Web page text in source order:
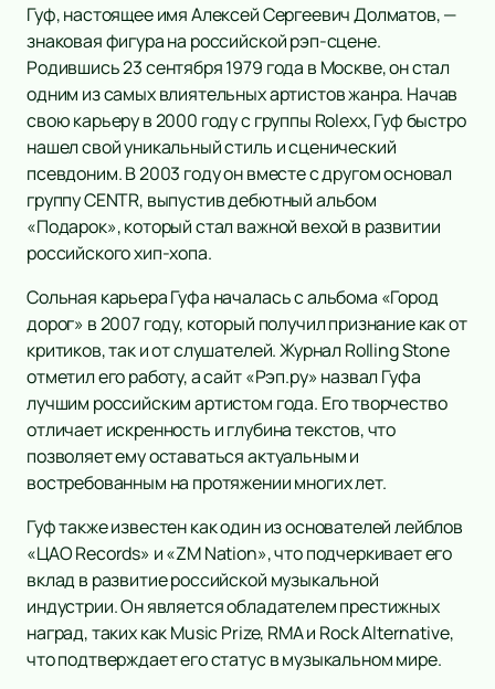
Гуф, настоящее имя Алексей Сергеевич Долматов, —
знаковая фигура на российской рэп-сцене.
Родившись 23 сентября 1979 года в Москве, он стал
одним из самых влиятельных артистов жанра. Начав
свою карьеру в 2000 году с группы Rolexx, Гуф быстро
нашел свой уникальный стиль и сценический
псевдоним. В 2003 году он вместе с другом основал
группу CENTR, выпустив дебютный альбом
«Подарок», который стал важной вехой в развитии
российского хип-хопа.
Сольная карьера Гуфа началась с альбома «Город
дорог» в 2007 году, который получил признание как от
критиков, так и от слушателей. Журнал Rolling Stone
отметил его работу, а сайт «Рэп.ру» назвал Гуфа
лучшим российским артистом года. Его творчество
отличает искренность и глубина текстов, что
позволяет ему оставаться актуальным и
востребованным на протяжении многих лет.
Гуф также известен как один из основателей лейблов
«ЦАО Records» и «ZM Nation», что подчеркивает его
вклад в развитие российской музыкальной
индустрии. Он является обладателем престижных
наград, таких как Music Prize, RMA и Rock Alternative,
что подтверждает его статус в музыкальном мире.